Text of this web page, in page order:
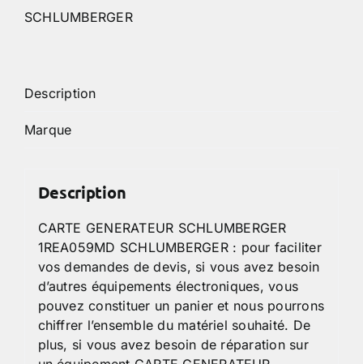
SCHLUMBERGER
Description
Marque
Description
CARTE GENERATEUR SCHLUMBERGER
1REA059MD SCHLUMBERGER : pour faciliter
vos demandes de devis, si vous avez besoin
d’autres équipements électroniques, vous
pouvez constituer un panier et nous pourrons
chiffrer l’ensemble du matériel souhaité. De
plus, si vous avez besoin de réparation sur